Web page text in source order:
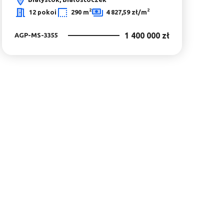
12 pokoi
290 m2 4 827,59 zł/m2
AGP-MS-3355 1 400 000 zł